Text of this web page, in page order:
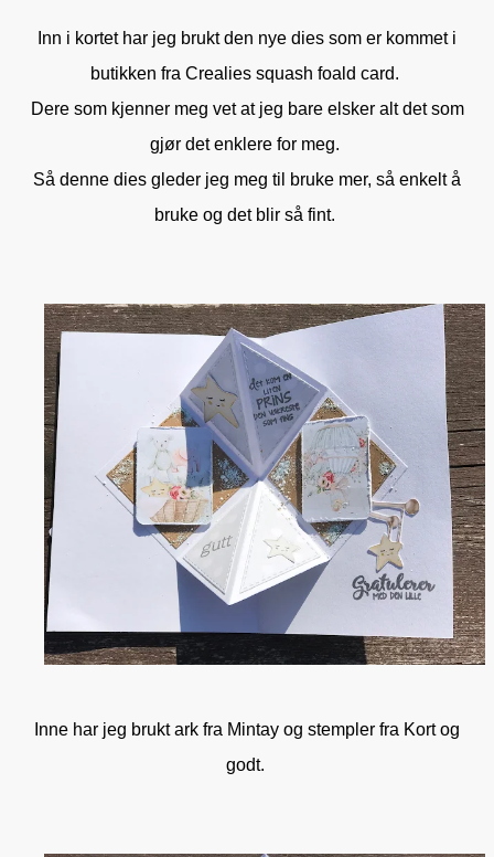
Inn i kortet har jeg brukt den nye dies som er kommet i
butikken fra Crealies squash foald card.
Dere som kjenner meg vet at jeg bare elsker alt det som
gjør det enklere for meg.
Så denne dies gleder jeg meg til bruke mer, så enkelt å
bruke og det blir så fint.
Inne har jeg brukt ark fra Mintay og stempler fra Kort og
godt.